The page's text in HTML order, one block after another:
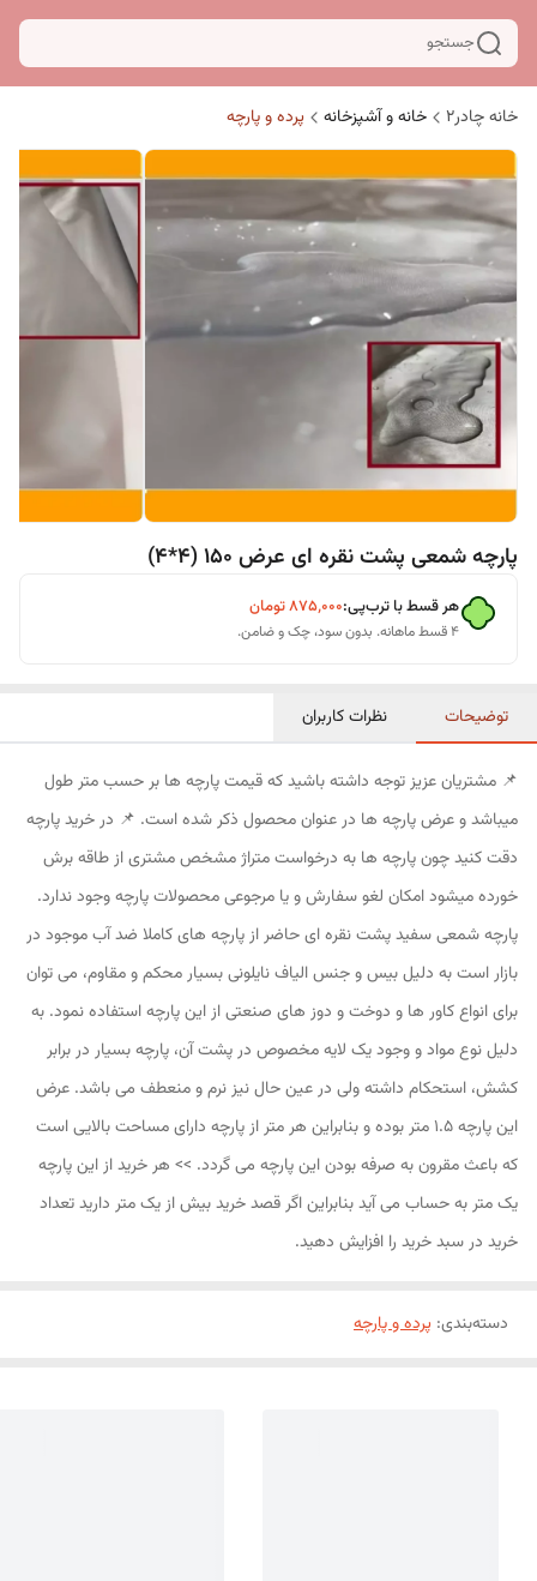
جستجو
خانه چادر۲ خانه و آشپزخانه پرده و پارچه
پارچه شمعی پشت نقره ای عرض 150 (4*4)
هر قسط با ترب‌پی:۸۷۵٬۰۰۰تومان
۴ قسط ماهانه. بدون سود، چک و ضامن.
توضیحات نظرات کاربران
📌 مشتریان عزیز توجه داشته باشید که قیمت پارچه ها بر حسب متر طول
میباشد و عرض پارچه ها در عنوان محصول ذکر شده است. 📌 در خرید پارچه
دقت کنید چون پارچه ها به درخواست متراژ مشخص مشتری از طاقه برش
خورده میشود امکان لغو سفارش و یا مرجوعی محصولات پارچه وجود ندارد.
پارچه شمعی سفید پشت نقره ای حاضر از پارچه های کاملا ضد آب موجود در
بازار است به دلیل بیس و جنس الیاف نایلونی بسیار محکم و مقاوم، می توان
برای انواع کاور ها و دوخت و دوز های صنعتی از این پارچه استفاده نمود. به
دلیل نوع مواد و وجود یک لایه مخصوص در پشت آن، پارچه بسیار در برابر
کشش، استحکام داشته ولی در عین حال نیز نرم و منعطف می باشد. عرض
این پارچه 1.5 متر بوده و بنابراین هر متر از پارچه دارای مساحت بالایی است
که باعث مقرون به صرفه بودن این پارچه می گردد. >> هر خرید از این پارچه
یک متر به حساب می آید بنابراین اگر قصد خرید بیش از یک متر دارید تعداد
خرید در سبد خرید را افزایش دهید.
دسته‌بندی: پرده و پارچه